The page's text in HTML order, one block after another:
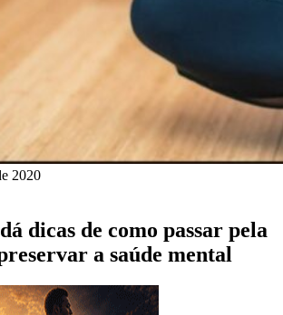
2020
dicas de como passar pela
a saúde mental